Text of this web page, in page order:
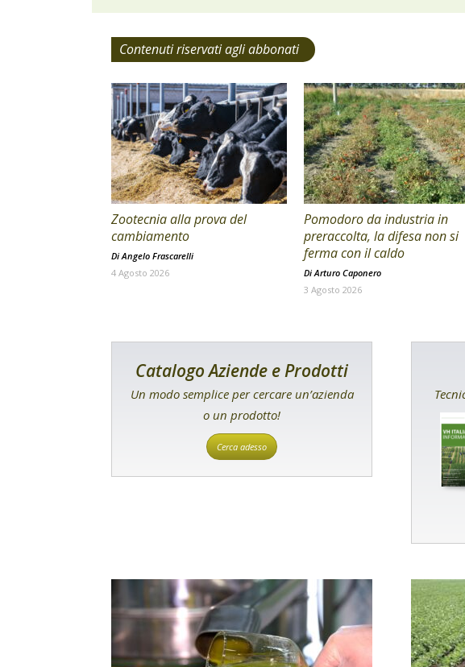
Contenuti riservati agli abbonati
Zootecnia alla prova del
cambiamento
Di Angelo Frascarelli
4 Agosto 2026
Pomodoro da industria in
preraccolta, la difesa non si
ferma con il caldo
Di Arturo Caponero
3 Agosto 2026
Catalogo Aziende e Prodotti
Un modo semplice per cercare un’azienda
o un prodotto!
Cerca adesso